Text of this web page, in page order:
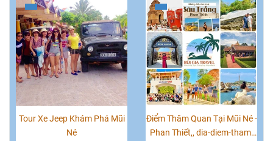
Tour Xe Jeep Khám Phá Mũi
Né
Điểm Thăm Quan Tại Mũi Né -
Phan Thiết,, dia-diem-tham-